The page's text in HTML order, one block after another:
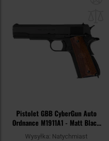
Pistolet GBB CyberGun Auto
Ordnance M1911A1 - Matt Black
Wood
Wysyłka: Natychmiast